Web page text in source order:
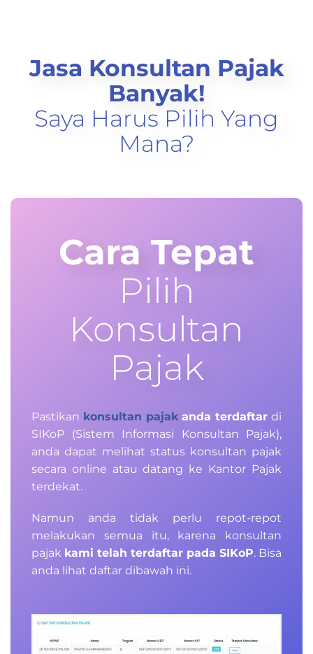
Jasa Konsultan Pajak
Banyak!
Saya Harus Pilih Yang
Mana?
Cara Tepat
Pilih
Konsultan
Pajak
Pastikan konsultan pajakanda terdaftar di
SIKoP (Sistem Informasi Konsultan Pajak),
anda dapat melihat status konsultan pajak
secara online atau datang ke Kantor Pajak
terdekat.
Namun anda tidak perlu repot-repot
melakukan semua itu, karena konsultan
pajak kami telah terdaftar pada SIKoP. Bisa
anda lihat daftar dibawah ini.